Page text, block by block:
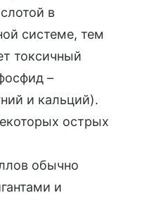
в
системе, тем
токсичный
–
и кальций).
острых
обычно
и